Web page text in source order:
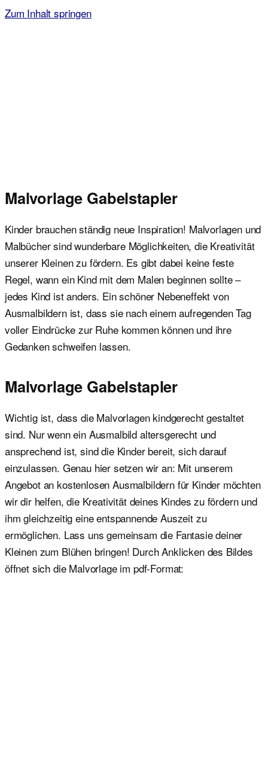
Zum Inhalt springen
Malvorlage Gabelstapler
Kinder brauchen ständig neue Inspiration! Malvorlagen und
Malbücher sind wunderbare Möglichkeiten, die Kreativität
unserer Kleinen zu fördern. Es gibt dabei keine feste
Regel, wann ein Kind mit dem Malen beginnen sollte –
jedes Kind ist anders. Ein schöner Nebeneffekt von
Ausmalbildern ist, dass sie nach einem aufregenden Tag
voller Eindrücke zur Ruhe kommen können und ihre
Gedanken schweifen lassen.
Malvorlage Gabelstapler
Wichtig ist, dass die Malvorlagen kindgerecht gestaltet
sind. Nur wenn ein Ausmalbild altersgerecht und
ansprechend ist, sind die Kinder bereit, sich darauf
einzulassen. Genau hier setzen wir an: Mit unserem
Angebot an kostenlosen Ausmalbildern für Kinder möchten
wir dir helfen, die Kreativität deines Kindes zu fördern und
ihm gleichzeitig eine entspannende Auszeit zu
ermöglichen. Lass uns gemeinsam die Fantasie deiner
Kleinen zum Blühen bringen! Durch Anklicken des Bildes
öffnet sich die Malvorlage im pdf-Format: